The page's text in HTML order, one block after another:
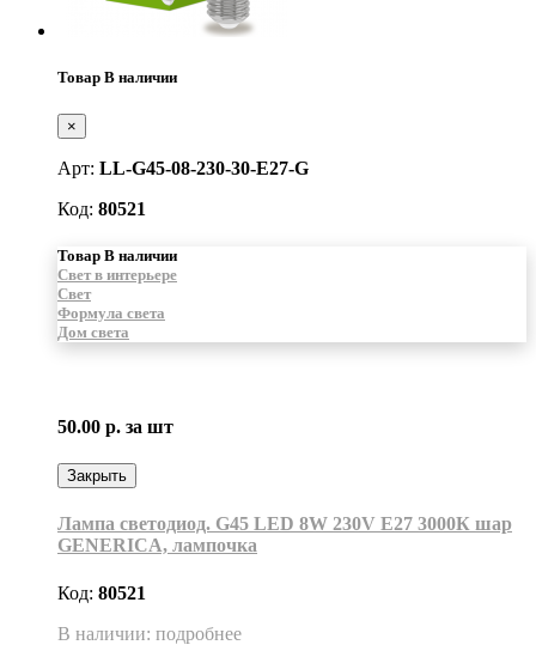
Товар В наличии
×
Арт: LL-G45-08-230-30-E27-G
Код: 80521
Товар В наличии
Свет в интерьере
Свет
Формула света
Дом света
50.00 р. за шт
Закрыть
Лампа светодиод. G45 LED 8W 230V E27 3000К шар
GENERICA, лампочка
Код: 80521
В наличии: подробнее